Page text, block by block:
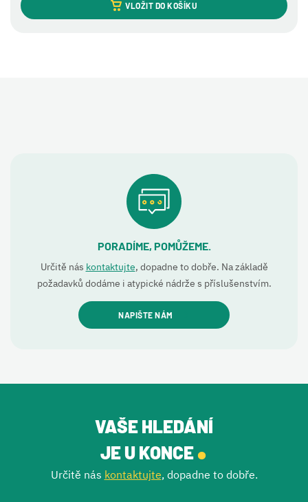
VLOŽIT DO KOŠÍKU
PORADÍME, POMŮŽEME.
Určitě nás kontaktujte, dopadne to dobře. Na základě
požadavků dodáme i atypické nádrže s příslušenstvím.
NAPIŠTE NÁM
VAŠE HLEDÁNÍ
JE U KONCE.
Určitě nás kontaktujte, dopadne to dobře.